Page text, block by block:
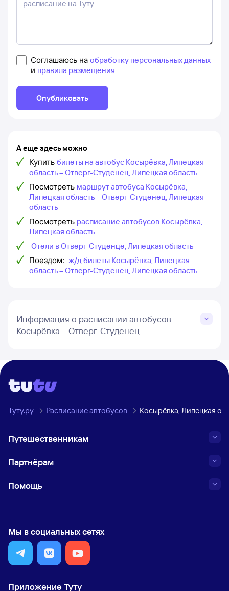
Соглашаюсь на обработку персональных данных
и правила размещения
Опубликовать
А еще здесь можно
Купить билеты на автобус Косырёвка, Липецкая
область – Отверг-Студенец, Липецкая область
Посмотреть маршрут автобуса Косырёвка,
Липецкая область – Отверг-Студенец, Липецкая
область
Посмотреть расписание автобусов Косырёвка,
Липецкая область
Отели в Отверг-Студенце, Липецкая область
Поездом: ж/д билеты Косырёвка, Липецкая
область – Отверг-Студенец, Липецкая область
Информация о расписании автобусов
Косырёвка – Отверг-Студенец
Туту.ру Расписание автобусов Косырёвка, Липецкая
Путешественникам
Партнёрам
Помощь
Мы в социальных сетях
Приложение Туту